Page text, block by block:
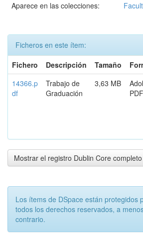
Aparece en las colecciones:
Ficheros en este ítem:
Fichero
Descripción Tamaño
14366.p
df
Trabajo de
Graduación
3,63 MB
PDF
Mostrar el registro Dublin Core
Los ítems de DSpace están protegidos
todos los derechos reservados, a
contrario.